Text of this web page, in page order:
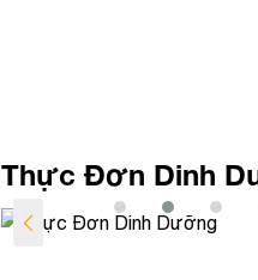
Thực Đơn Dinh